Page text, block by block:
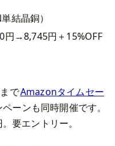
結晶銅）
円→8,745円＋15%OFF
でAmazonタイムセー
ーンも同時開催です。
要エントリー。